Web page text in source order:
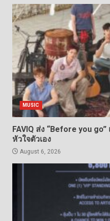
MUSIC
FAVIQ ส่ง “Before you
หัวใจตัวเอง
August 6, 2026